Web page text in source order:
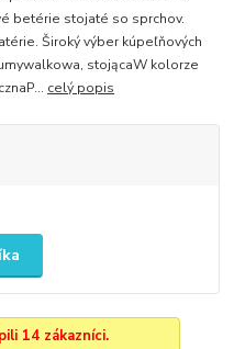
betérie stojaté so sprchov.
Široký výber kúpeľňových
stojącaW kolorze
celý popis
14 zákazníci.